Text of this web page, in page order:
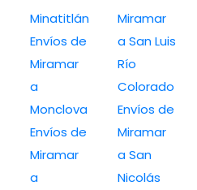
Minatitlán
Envíos de
Miramar
a
Monclova
Envíos de
Miramar
a
Miramar
a San Luis
Río
Colorado
Envíos de
Miramar
a San
Nicolás